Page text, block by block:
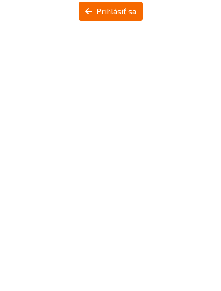
Prihlásiť sa